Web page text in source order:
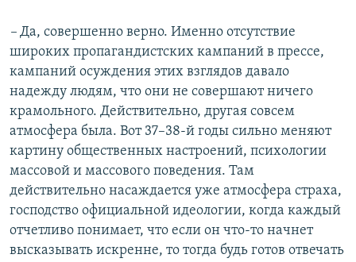
– Да, совершенно верно. Именно отсутствие
широких пропагандистских кампаний в прессе,
кампаний осуждения этих взглядов давало
надежду людям, что они не совершают ничего
крамольного. Действительно, другая совсем
атмосфера была. Вот 37–38-й годы сильно меняют
картину общественных настроений, психологии
массовой и массового поведения. Там
действительно насаждается уже атмосфера страха,
господство официальной идеологии, когда каждый
отчетливо понимает, что если он что-то начнет
высказывать искренне, то тогда будь готов отвечать